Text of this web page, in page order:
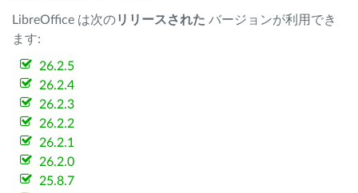
LibreOffice は次のリリースされた バージョンが利用でき
ます:
26.2.5
26.2.4
26.2.3
26.2.2
26.2.1
26.2.0
25.8.7